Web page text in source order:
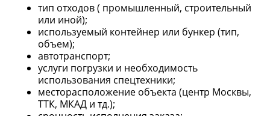
тип отходов ( промышленный, строительный
или иной);
используемый контейнер или бункер (тип,
объем);
автотранспорт;
услуги погрузки и необходимость
использования спецтехники;
месторасположение объекта (центр Москвы,
ТТК, МКАД и тд.);